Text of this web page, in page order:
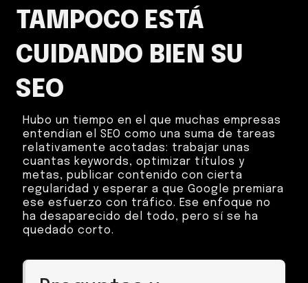
TAMPOCO ESTÁ
CUIDANDO BIEN SU
SEO
Hubo un tiempo en el que muchas empresas
entendían el SEO como una suma de tareas
relativamente acotadas: trabajar unas
cuantas keywords, optimizar títulos y
metas, publicar contenido con cierta
regularidad y esperar a que Google premiara
ese esfuerzo con tráfico. Ese enfoque no
ha desaparecido del todo, pero sí se ha
quedado corto.